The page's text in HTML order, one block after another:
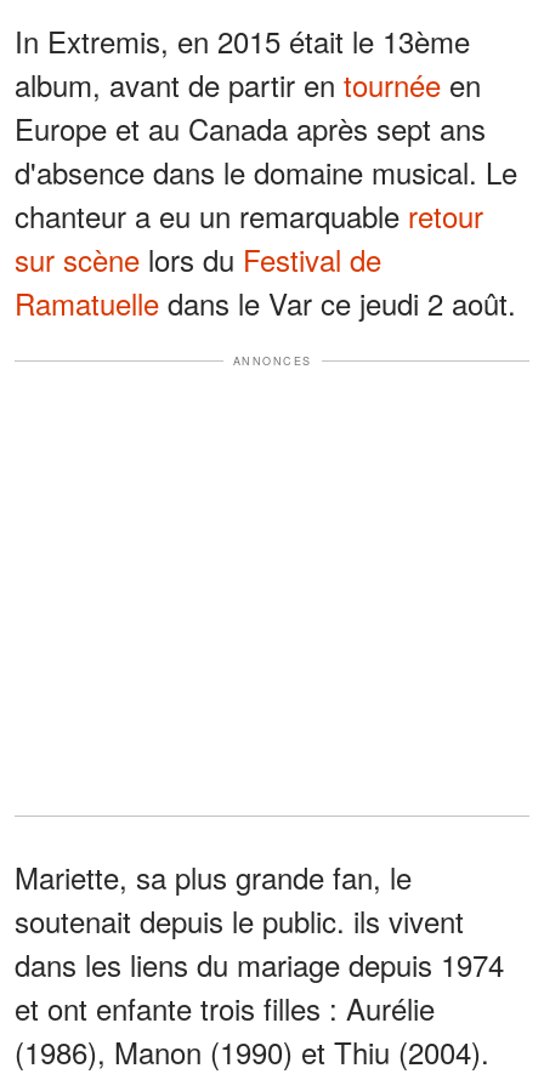
In Extremis, en 2015 était le 13ème
album, avant de partir en tournée en
Europe et au Canada après sept ans
d'absence dans le domaine musical. Le
chanteur a eu un remarquable retour
sur scène lors du Festival de
Ramatuelle dans le Var ce jeudi 2 août.
ANNONCES
Mariette, sa plus grande fan, le
soutenait depuis le public. ils vivent
dans les liens du mariage depuis 1974
et ont enfante trois filles : Aurélie
(1986), Manon (1990) et Thiu (2004).